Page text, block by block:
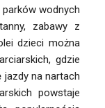
wodnych
zabawy z
dzieci można
gdzie
na nartach
powstaje